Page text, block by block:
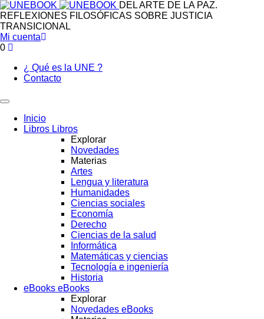
DEL ARTE DE LA PAZ.
REFLEXIONES FILOSÓFICAS SOBRE JUSTICIA
TRANSICIONAL
Mi cuenta
0
¿ Qué es la UNE ?
Contacto
Inicio
Libros Libros
Explorar
Novedades
Materias
Artes
Lengua y literatura
Humanidades
Ciencias sociales
Economía
Derecho
Ciencias de la salud
Informática
Matemáticas y ciencias
Tecnología e ingeniería
Historia
eBooks eBooks
Explorar
Novedades eBooks